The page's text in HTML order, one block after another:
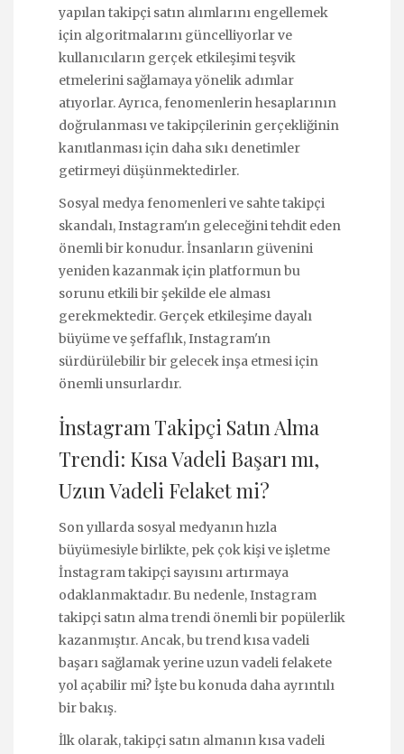
yapılan takipçi satın alımlarını engellemek
için algoritmalarını güncelliyorlar ve
kullanıcıların gerçek etkileşimi teşvik
etmelerini sağlamaya yönelik adımlar
atıyorlar. Ayrıca, fenomenlerin hesaplarının
doğrulanması ve takipçilerinin gerçekliğinin
kanıtlanması için daha sıkı denetimler
getirmeyi düşünmektedirler.
Sosyal medya fenomenleri ve sahte takipçi
skandalı, Instagram'ın geleceğini tehdit eden
önemli bir konudur. İnsanların güvenini
yeniden kazanmak için platformun bu
sorunu etkili bir şekilde ele alması
gerekmektedir. Gerçek etkileşime dayalı
büyüme ve şeffaflık, Instagram'ın
sürdürülebilir bir gelecek inşa etmesi için
önemli unsurlardır.
İnstagram Takipçi Satın Alma
Trendi: Kısa Vadeli Başarı mı,
Uzun Vadeli Felaket mi?
Son yıllarda sosyal medyanın hızla
büyümesiyle birlikte, pek çok kişi ve işletme
İnstagram takipçi sayısını artırmaya
odaklanmaktadır. Bu nedenle, Instagram
takipçi satın alma trendi önemli bir popülerlik
kazanmıştır. Ancak, bu trend kısa vadeli
başarı sağlamak yerine uzun vadeli felakete
yol açabilir mi? İşte bu konuda daha ayrıntılı
bir bakış.
İlk olarak, takipçi satın almanın kısa vadeli